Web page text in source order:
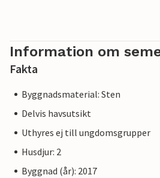
Information om
Fakta
Byggnadsmaterial: Sten
Delvis havsutsikt
Uthyres ej till ungdomsgrupper
Husdjur: 2
Byggnad (år): 2017